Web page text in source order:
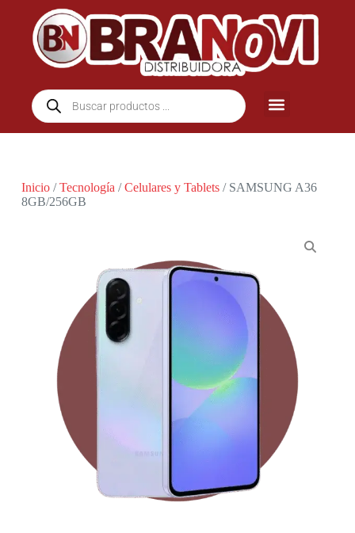
Inicio/Tecnología /Celulares y Tablets/ SAMSUNG A36
8GB/256GB